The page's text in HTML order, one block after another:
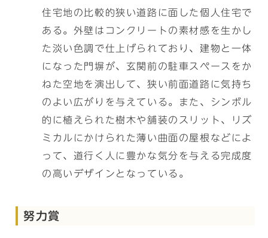
住宅地の比較的狭い道路に面した個人住宅で
ある。外壁はコンクリートの素材感を生かし
た淡い色調で仕上げられており、建物と一体
になった門塀が、玄関前の駐車スペースをか
ねた空地を演出して、狭い前面道路に気持ち
のよい広がりを与えている。また、シンボル
的に植えられた樹木や舗装のスリット、リズ
ミカルにかけられた薄い曲面の屋根などによ
って、道行く人に豊かな気分を与える完成度
の高いデザインとなっている。
努力賞